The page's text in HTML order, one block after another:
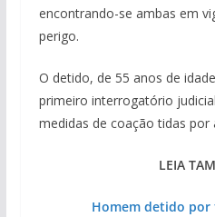
encontrando-se ambas em
perigo.
O detido, de 55 anos de
primeiro interrogatório
medidas de coação tidas por
LEIA
Homem detido por